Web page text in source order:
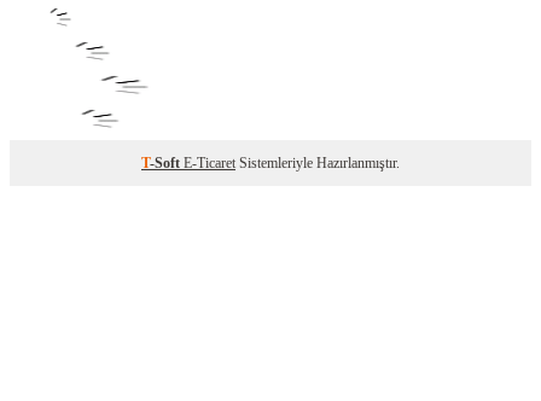
T-Soft E-Ticaret Sistemleriyle Hazırlanmıştır.